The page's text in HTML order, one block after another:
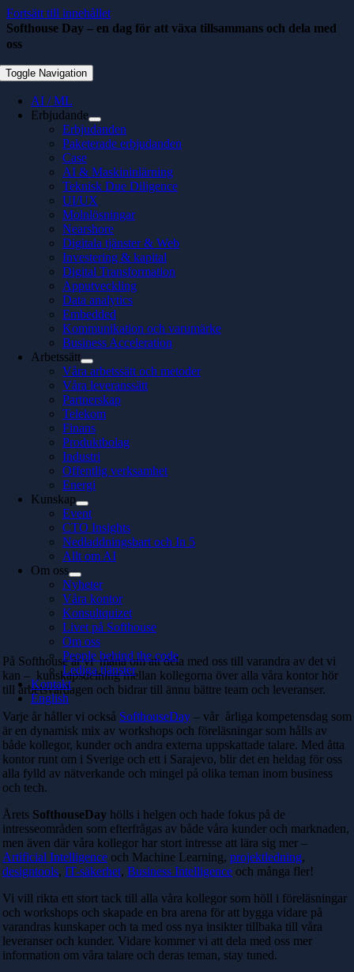
Fortsätt till innehållet
Toggle Navigation
AI / ML
Erbjudande
Erbjudanden
Paketerade erbjudanden
Case
AI & Maskininlärning
Teknisk Due Diligence
UI/UX
Molnlösningar
Nearshore
Digitala tjänster & Web
Investering & kapital
Digital Transformation
Apputveckling
Data analytics
Embedded
Kommunikation och varumärke
Business Acceleration
Arbetssätt
Våra arbetssätt och metoder
Våra leveranssätt
Partnerskap
Telekom
Finans
Produktbolag
Industri
Offentlig verksamhet
Energi
Kunskap
Event
CTO Insights
Nedladdningsbart och In 5
Allt om AI
Om oss
Nyheter
Våra kontor
Konsultquizet
Livet på Softhouse
Om oss
People behind the code
Lediga tjänster
Kontakt
English
Softhouse Day – en dag för att växa tillsammans och dela med
oss
maj 23, 2022
På Softhouse är vi måna om att dela med oss till varandra av det vi
kan – kunskapsdelning mellan kollegorna över alla våra kontor hör
till arbetsvardagen och bidrar till ännu bättre team och leveranser.
Varje år håller vi också SofthouseDay – vår årliga kompetensdag som
är en dynamisk mix av workshops och föreläsningar som hålls av
både kollegor, kunder och andra externa uppskattade talare. Med åtta
kontor runt om i Sverige och ett i Sarajevo, blir det en heldag för oss
alla fylld av nätverkande och mingel på olika teman inom business
och tech.
Årets SofthouseDay hölls i helgen och hade fokus på de
intresseområden som efterfrågas av både våra kunder och marknaden,
men även där våra kollegor har stort intresse att lära sig mer –
Artificial Intelligence och Machine Learning, projektledning,
designtools, IT-säkerhet, Business Intelligence och många fler!
Vi vill rikta ett stort tack till alla våra kollegor som höll i föreläsningar
och workshops och skapade en bra arena för att bygga vidare på
varandras kunskaper och ta med oss nya insikter tillbaka till våra
leveranser och kunder. Vidare kommer vi att dela med oss mer
information om våra talare och deras teman, stay tuned.